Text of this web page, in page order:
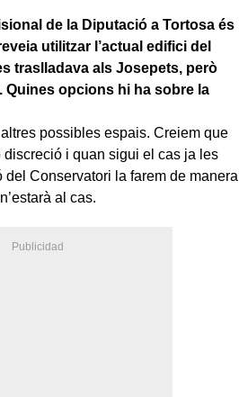
de la Diputació a Tortosa és
utilitzar l’actual edifici del
traslladava als Josepets, però
Quines opcions hi ha sobre la
possibles espais. Creiem que
i quan sigui el cas ja les
Conservatori la farem de manera
al cas.